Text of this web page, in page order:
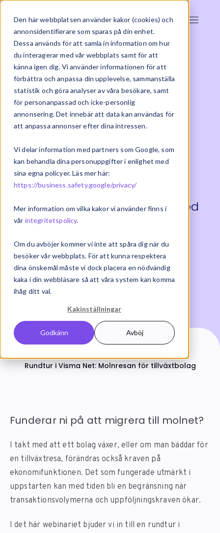
Den här webbplatsen använder kakor (cookies) och
annonsidentifierare som sparas på din enhet.
Dessa används för att samla in information om hur
du interagerar med vår webbplats samt för att
känna igen dig. Vi använder informationen för att
förbättra och anpassa din upplevelse, sammanställa
statistik och göra analyser av våra besökare, samt
för personanpassad och icke-personlig
annonsering. Det innebär att data kan användas för
att anpassa annonser efter dina intressen.
Vi delar information med partners som Google, som
kan behandla dina personuppgifter i enlighet med
sina egna policyer. Läs mer här:
https://business.safety.google/privacy/
Mer information om vilka kakor vi använder finns i
vår integritetspolicy.
Om du avböjer kommer vi inte att spåra dig när du
besöker vår webbplats. För att kunna respektera
dina önskemål måste vi dock placera en nödvändig
kaka i din webbläsare så att våra system kan komma
ihåg ditt val.
Kakinställningar
Godkänn Avböj
Rundtur i Visma Net:
Molnresan för
tillväxtbolag
Framtidssäkra
ekonomifunktionen:
En rundtur i möjligheterna med
Visma Net
2026-06-25 | ERP
Rundtur i Visma Net: Molnresan för tillväxtbolag
Funderar ni på att migrera till molnet?
I takt med att ett bolag växer, eller om man bäddar för
en tillväxtresa, förändras också kraven på
ekonomifunktionen. Det som fungerade utmärkt i
uppstarten kan med tiden bli en begränsning när
transaktionsvolymerna och uppföljningskraven ökar.
I det här webinariet bjuder vi in till en rundtur i